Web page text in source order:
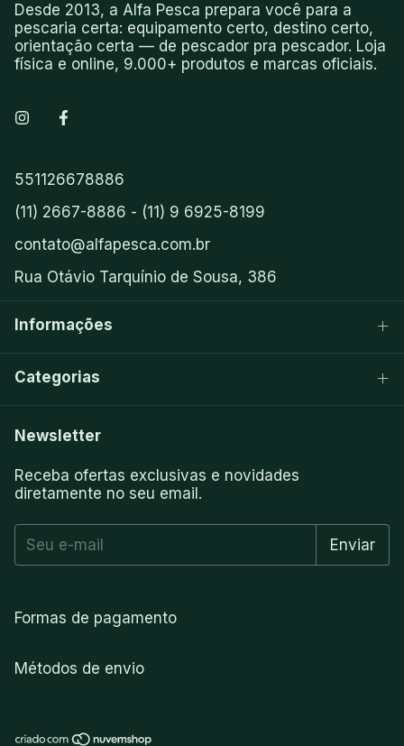
Desde 2013, a Alfa Pesca prepara você para a
pescaria certa: equipamento certo, destino certo,
orientação certa — de pescador pra pescador. Loja
física e online, 9.000+ produtos e marcas oficiais.
551126678886
(11) 2667-8886 - (11) 9 6925-8199
contato@alfapesca.com.br
Rua Otávio Tarquínio de Sousa, 386
Informações
Categorias
Newsletter
Receba ofertas exclusivas e novidades
diretamente no seu email.
Formas de pagamento
Métodos de envio